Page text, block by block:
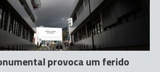
provoca um ferido